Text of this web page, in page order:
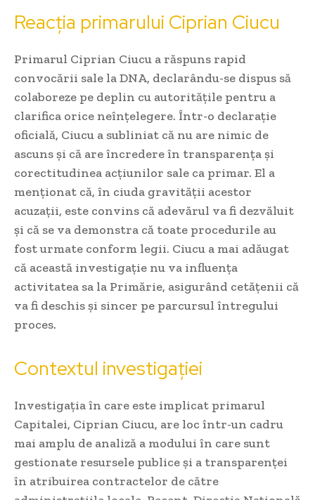
Reacția primarului Ciprian Ciucu
Primarul Ciprian Ciucu a răspuns rapid
convocării sale la DNA, declarându-se dispus să
colaboreze pe deplin cu autoritățile pentru a
clarifica orice neînțelegere. Într-o declarație
oficială, Ciucu a subliniat că nu are nimic de
ascuns și că are încredere în transparența și
corectitudinea acțiunilor sale ca primar. El a
menționat că, în ciuda gravității acestor
acuzații, este convins că adevărul va fi dezvăluit
și că se va demonstra că toate procedurile au
fost urmate conform legii. Ciucu a mai adăugat
că această investigație nu va influența
activitatea sa la Primărie, asigurând cetățenii că
va fi deschis și sincer pe parcursul întregului
proces.
Contextul investigației
Investigația în care este implicat primarul
Capitalei, Ciprian Ciucu, are loc într-un cadru
mai amplu de analiză a modului în care sunt
gestionate resursele publice și a transparenței
în atribuirea contractelor de către